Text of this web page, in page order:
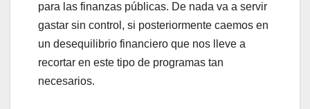
para las finanzas públicas. De nada va a servir
gastar sin control, si posteriormente caemos en
un desequilibrio financiero que nos lleve a
recortar en este tipo de programas tan
necesarios.